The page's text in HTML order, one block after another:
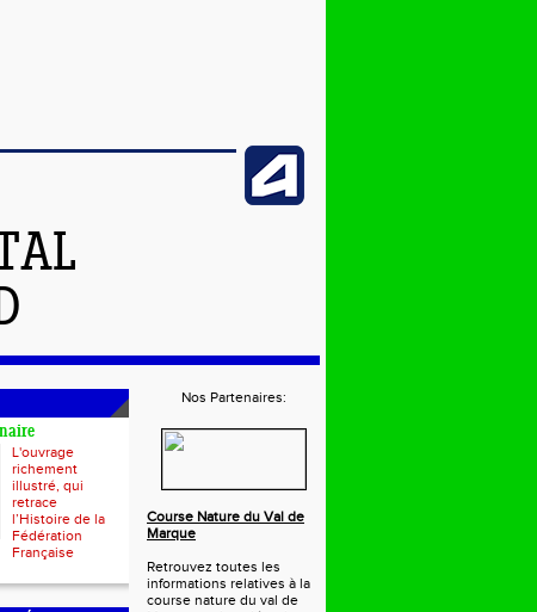
L'ouvrage
richement
illustré, qui
retrace
l’Histoire de la
Fédération
Française
Nos Partenaires:
Course Nature du Val de
Marque
Retrouvez toutes les
informations relatives à la
course nature du val de